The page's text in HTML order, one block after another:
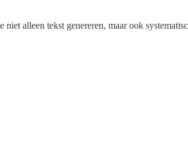
alleen tekst genereren, maar ook